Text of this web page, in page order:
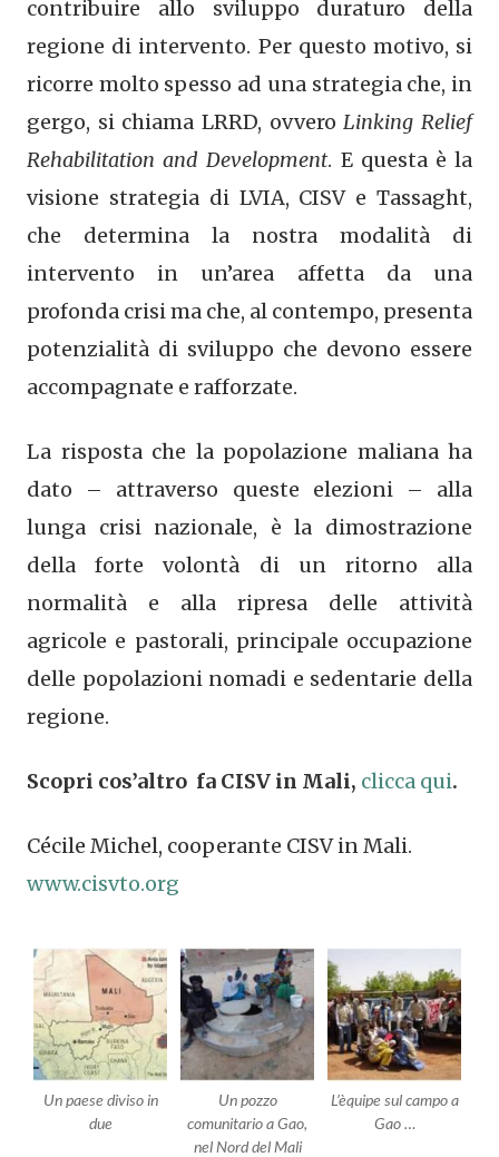
contribuire allo sviluppo duraturo della
regione di intervento. Per questo motivo, si
ricorre molto spesso ad una strategia che, in
gergo, si chiama LRRD, ovveroLinking Relief
Rehabilitation and Development. E questa è la
visione strategia di LVIA, CISV e Tassaght,
che determina la nostra modalità di
intervento in un’area affetta da una
profonda crisi ma che, al contempo, presenta
potenzialità di sviluppo che devono essere
accompagnate e rafforzate.
La risposta che la popolazione maliana ha
dato – attraverso queste elezioni – alla
lunga crisi nazionale, è la dimostrazione
della forte volontà di un ritorno alla
normalità e alla ripresa delle attività
agricole e pastorali, principale occupazione
delle popolazioni nomadi e sedentarie della
regione.
Scopri cos’altro fa CISV in Mali, clicca qui.
Cécile Michel, cooperante CISV in Mali.
www.cisvto.org
Un paese diviso in
due
Un pozzo
comunitario a Gao,
nel Nord del Mali
L’èquipe sul campo a
Gao …